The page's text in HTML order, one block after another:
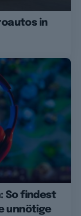
in
So findest
unnötige